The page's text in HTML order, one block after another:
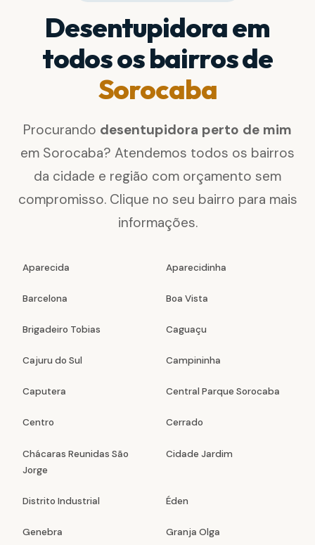
Desentupidora em
todos os bairros de
Sorocaba
Procurando desentupidora perto de mim
em Sorocaba? Atendemos todos os bairros
da cidade e região com orçamento sem
compromisso. Clique no seu bairro para mais
informações.
Aparecida Aparecidinha
Barcelona Boa Vista
Brigadeiro Tobias Caguaçu
Cajuru do Sul Campininha
Caputera Central Parque Sorocaba
Centro Cerrado
Chácaras Reunidas São
Jorge
Cidade Jardim
Distrito Industrial Éden
Genebra Granja Olga